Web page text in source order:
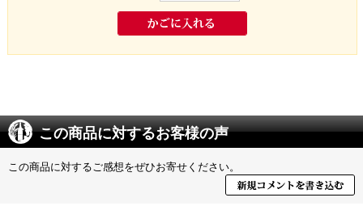
この商品に対するお客様の声
この商品に対するご感想をぜひお寄せください。